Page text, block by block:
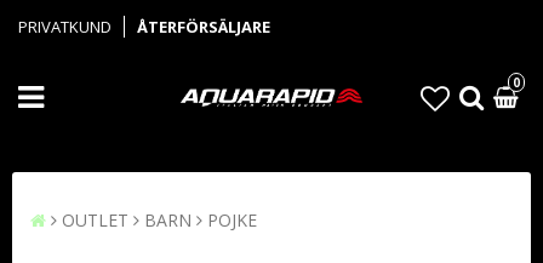
PRIVATKUND ÅTERFÖRSÄLJARE
0
OUTLET BARN POJKE